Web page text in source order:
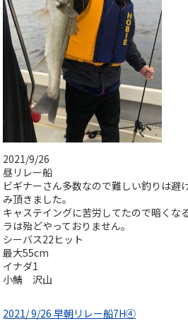
2021/9/26
昼リレー船
ビギナーさん多数なので難しい釣りは避
み頂きました。
キャステイングに苦労してたので暗くな
ラは殆どやっておりません。
シーバス22ヒット
最大55cm
イナダ1
小鯖 沢山
2021/ 9/26 早朝リレー船7H④